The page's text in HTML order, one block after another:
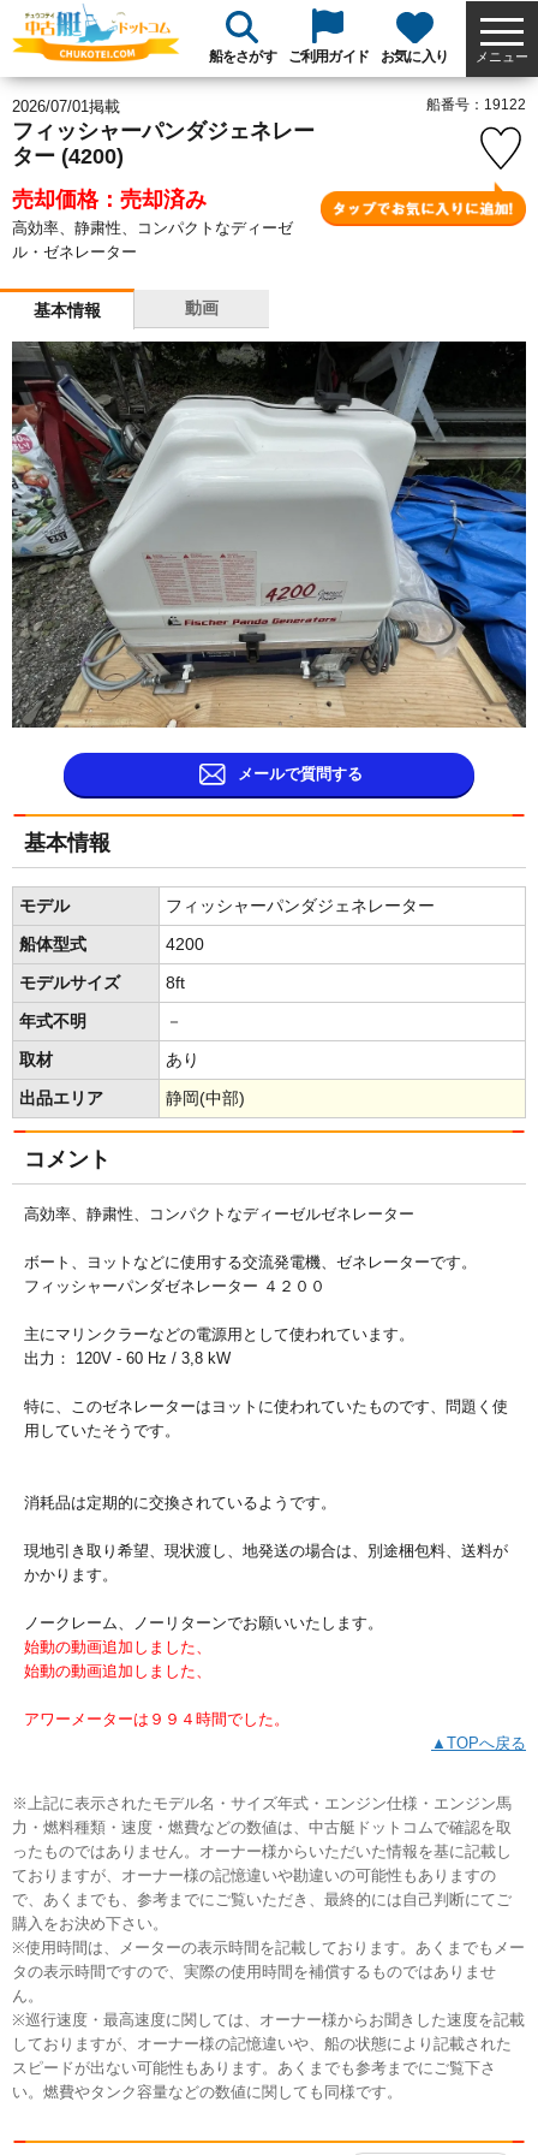
船をさがす ご利用ガイド お気に入り メニュー
2026/07/01掲載
フィッシャーパンダジェネレー
ター (4200)
売却価格：売却済み
高効率、静粛性、コンパクトなディーゼ
ル・ゼネレーター
船番号：19122
基本情報 動画
メールで質問する
基本情報
モデル フィッシャーパンダジェネレーター
船体型式 4200
モデルサイズ 8ft
年式不明 －
取材 あり
出品エリア 静岡(中部)
コメント
高効率、静粛性、コンパクトなディーゼルゼネレーター
ボート、ヨットなどに使用する交流発電機、ゼネレーターです。
フィッシャーパンダゼネレーター ４２００
主にマリンクラーなどの電源用として使われています。
出力： 120V - 60 Hz / 3,8 kW
特に、このゼネレーターはヨットに使われていたものです、問題く使
用していたそうです。
消耗品は定期的に交換されているようです。
現地引き取り希望、現状渡し、地発送の場合は、別途梱包料、送料が
かかります。
ノークレーム、ノーリターンでお願いいたします。
始動の動画追加しました、
始動の動画追加しました、
アワーメーターは９９４時間でした。
▲TOPへ戻る
※上記に表示されたモデル名・サイズ年式・エンジン仕様・エンジン馬
力・燃料種類・速度・燃費などの数値は、中古艇ドットコムで確認を取
ったものではありません。オーナー様からいただいた情報を基に記載し
ておりますが、オーナー様の記憶違いや勘違いの可能性もありますの
で、あくまでも、参考までにご覧いただき、最終的には自己判断にてご
購入をお決め下さい。
※使用時間は、メーターの表示時間を記載しております。あくまでもメー
タの表示時間ですので、実際の使用時間を補償するものではありませ
ん。
※巡行速度・最高速度に関しては、オーナー様からお聞きした速度を記載
しておりますが、オーナー様の記憶違いや、船の状態により記載された
スピードが出ない可能性もあります。あくまでも参考までにご覧下さ
い。燃費やタンク容量などの数値に関しても同様です。